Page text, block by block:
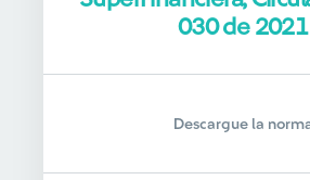
030 de 2021
Descargue la